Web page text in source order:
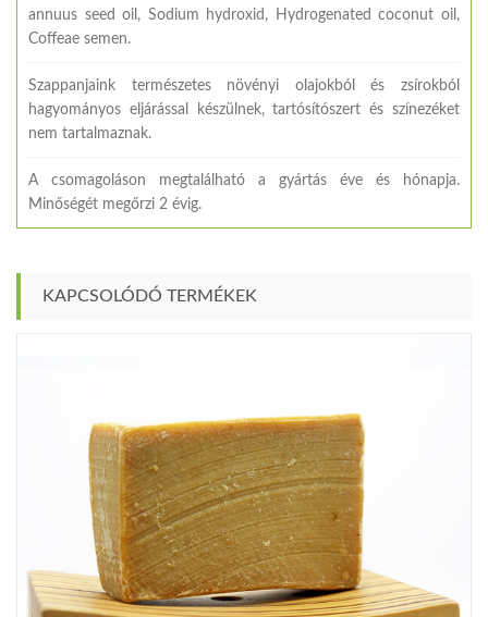
annuus seed oil, Sodium hydroxid, Hydrogenated coconut oil,
Coffeae semen.
Szappanjaink természetes növényi olajokból és zsírokból
hagyományos eljárással készülnek, tartósítószert és színezéket
nem tartalmaznak.
A csomagoláson megtalálható a gyártás éve és hónapja.
Minőségét megőrzi 2 évig.
KAPCSOLÓDÓ TERMÉKEK